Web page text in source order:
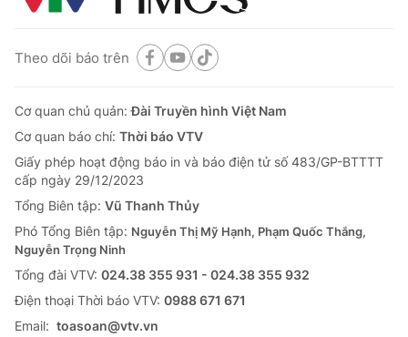
Theo dõi báo trên
Cơ quan chủ quản:Đài Truyền hình Việt Nam
Cơ quan báo chí: Thời báo VTV
Giấy phép hoạt động báo in và báo điện tử số 483/GP-BTTTT
cấp ngày 29/12/2023
Tổng Biên tập: Vũ Thanh Thủy
Phó Tổng Biên tập: Nguyễn Thị Mỹ Hạnh, Phạm Quốc Thắng,
Nguyễn Trọng Ninh
Tổng đài VTV: 024.38 355 931 - 024.38 355 932
Ðiện thoại Thời báo VTV: 0988 671 671
Email: toasoan@vtv.vn